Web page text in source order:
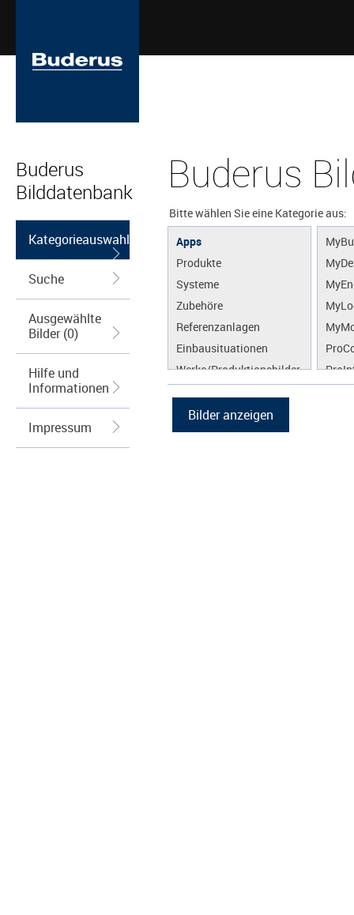
Buderus
Bilddatenbank
Kategorieauswahl
Suche
Ausgewählte
Bilder (0)
Hilfe und
Informationen
Impressum
Buderus
Bitte wählen Sie eine Kategorie aus:
Apps
Produkte
Systeme
Zubehöre
Referenzanlagen
Einbausituationen
Werke/Produktionsbilder
Grafiken